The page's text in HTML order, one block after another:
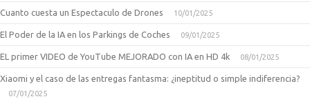
Cuanto cuesta un Espectaculo de Drones 10/01/2025
El Poder de la IA en los Parkings de Coches 09/01/2025
EL primer VIDEO de YouTube MEJORADO con IA en HD 4k 08/01/2025
Xiaomi y el caso de las entregas fantasma: ¿ineptitud o simple indiferencia?
07/01/2025